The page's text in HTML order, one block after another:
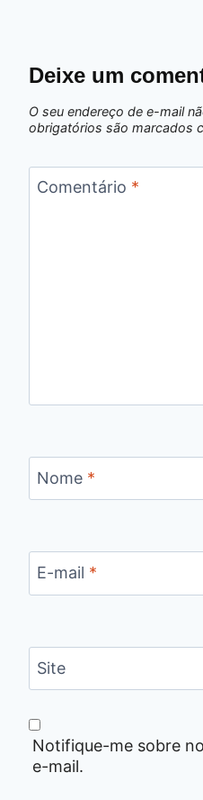
Deixe um
O seu endereço de e-mail
obrigatórios são marcados
Comentário *
Nome *
E-mail *
Site
Notifique-me sobre
e-mail.